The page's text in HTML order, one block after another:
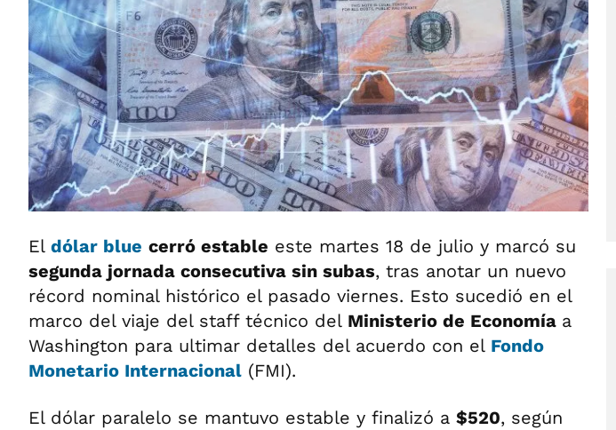
El dólar blue cerró estable este martes 18 de julio y marcó su
segunda jornada consecutiva sin subas, tras anotar un nuevo
récord nominal histórico el pasado viernes. Esto sucedió en el
marco del viaje del staff técnico del Ministerio de Economía a
Washington para ultimar detalles del acuerdo con el Fondo
Monetario Internacional (FMI).
El dólar paralelo se mantuvo estable y finalizó a $520, según